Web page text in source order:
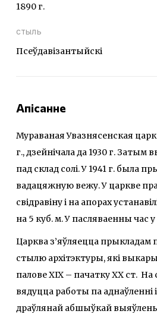
1890 г.
стыль
Псеўдавізантыйскі
Апісанне
Мураваная Увазнясенская
г., дзейнічала да 1930 г. Затым
пад склад солі. У 1941 г. была
вадацяжную вежу. У царкве
свідравіну і на апорах
на 5 куб. м. У пасляваенны час
Царква з’яўляецца прыкладам
стылю архітэктуры, які
палове XIX – пачатку ХХ ст. На
вядуцца работы па аднаўленні
драўлянай абшыўкай